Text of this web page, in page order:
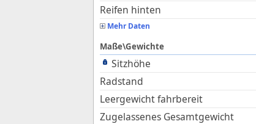
Reifen hinten
Mehr Daten
Maße\Gewichte
Sitzhöhe
Radstand
Leergewicht fahrbereit
Zugelassenes Gesamtgewicht